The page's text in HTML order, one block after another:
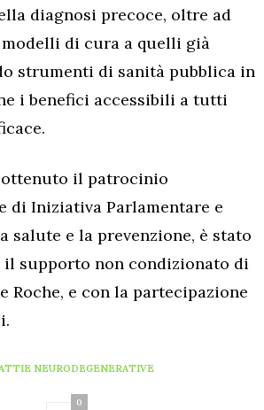
diagnosi precoce, oltre ad
di cura a quelli già
strumenti di sanità pubblica in
i benefici accessibili a tutti
ottenuto il patrocinio
di Iniziativa Parlamentare e
salute e la prevenzione, è stato
il supporto non condizionato di
Roche, e con la partecipazione
NEURODEGENERATIVE
0